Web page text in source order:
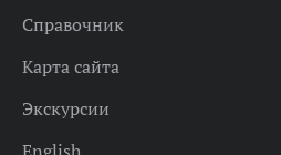
Справочник
Карта сайта
Экскурсии
English